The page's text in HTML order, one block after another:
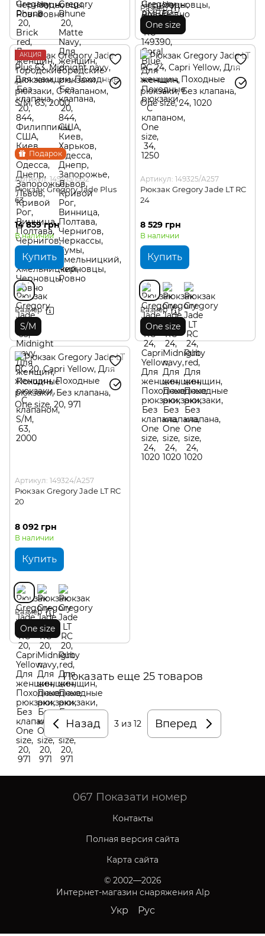
Размер
One size
Подарок
АКЦИЯ
Артикул: 149415/1552
Рюкзак Gregory Jade Plus
63
14 859 грн
В наличии
Купить
Размер
S/M
Артикул: 149325/A257
Рюкзак Gregory Jade LT RC
24
8 529 грн
В наличии
Купить
Размер
One size
Артикул: 149324/A257
Рюкзак Gregory Jade LT RC
20
8 092 грн
В наличии
Купить
Размер
One size
Показать еще 25 товаров
Назад 3 из 12 Вперед
067 Показати номер
Контакты
Полная версия сайта
Карта сайта
© 2002—2026
Интернет-магазин снаряжения Alp
Укр Рус